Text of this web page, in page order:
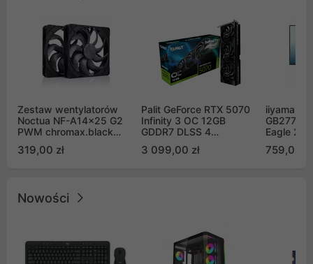
Zestaw wentylatorów
Noctua NF-A14x25 G2
PWM chromax.black
Push Pull (2szt)
319,00 zł
Palit GeForce RTX 5070
Infinity 3 OC 12GB
GDDR7 DLSS 4
GB2050S)
3 099,00 zł
iiyama G-
Eagle 27"
759,00 zł
Nowości